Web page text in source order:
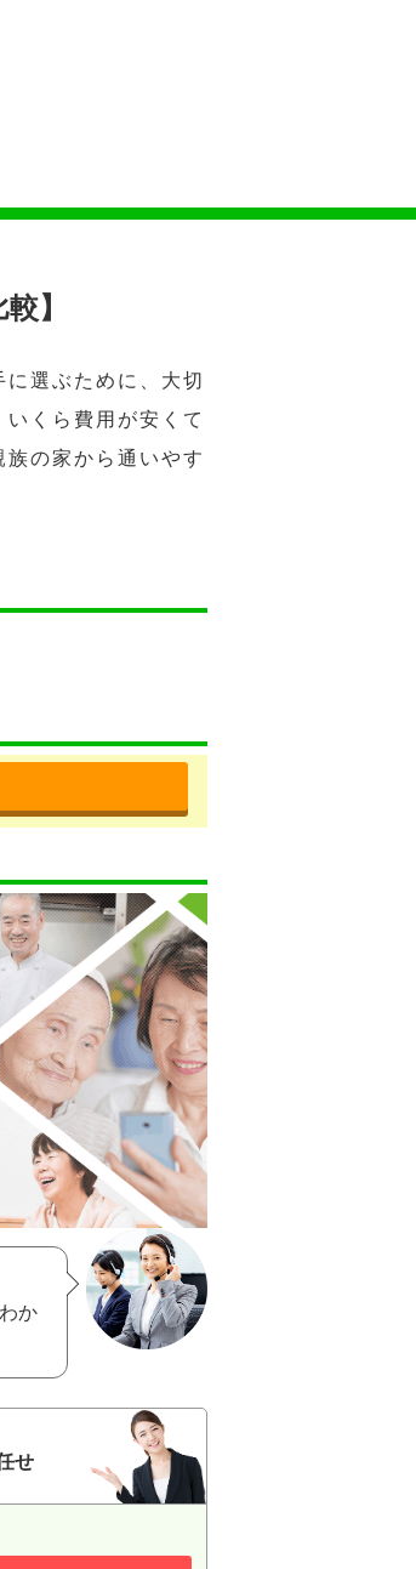
】
選ぶために、大切
くら費用が安くて
の家から通いやす
か
せ